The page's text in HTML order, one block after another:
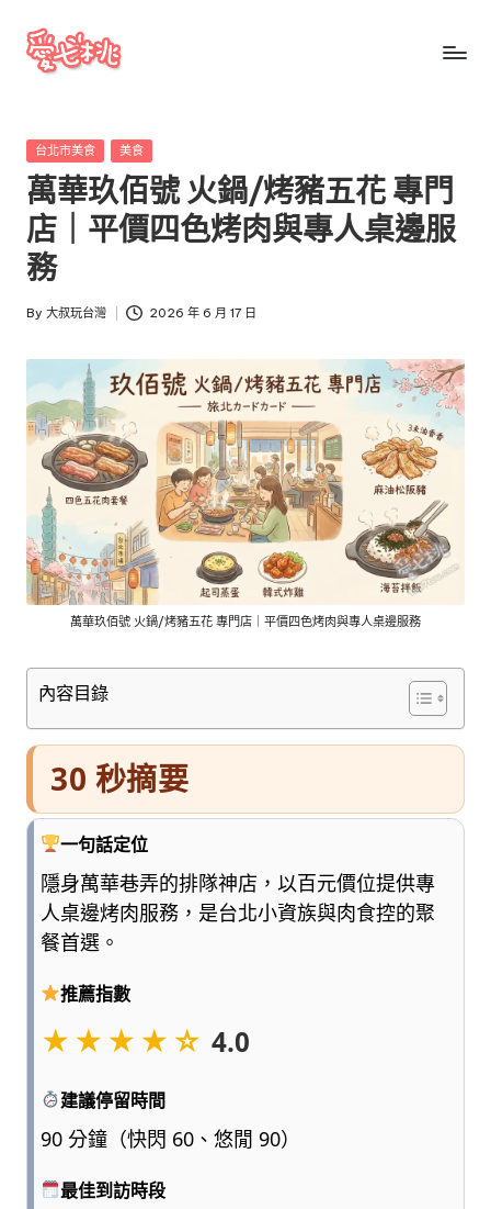
Skip
七
桃
玩
台
灣
桃
玩
台
灣
把
全
景
交
通、
與
順
遊
資
理
成
清
楚
懂
的
鑑，
誇、
用，
Posted
台北市美食 美食
萬華玖佰號 火鍋/烤豬五花 專門
店｜平價四色烤肉與專人桌邊服
務
Posted
By 大叔玩台灣 2026 年 6 月 17 日
萬華玖佰號 火鍋/烤豬五花 專門店｜平價四色烤肉與專人桌邊服務
內容目錄
30 秒摘要
一句話定位
隱身萬華巷弄的排隊神店，以百元價位提供專
人桌邊烤肉服務，是台北小資族與肉食控的聚
餐首選。
推薦指數
★★★★☆ 4.0
建議停留時間
90 分鐘（快閃 60、悠閒 90）
最佳到訪時段